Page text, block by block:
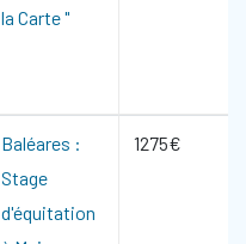
la Carte "
Baléares :
Stage
d'équitation
1275€